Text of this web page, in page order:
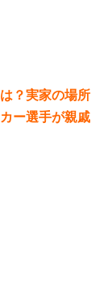
？実家の場所
ー選手が親戚